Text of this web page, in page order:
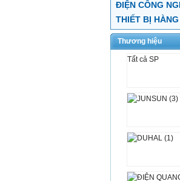
ĐIỆN CÔNG
THIẾT BỊ
Thương hiệu
Tất cả SP